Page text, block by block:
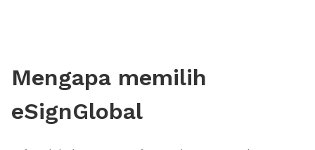
Mengapa memilih
eSignGlobal